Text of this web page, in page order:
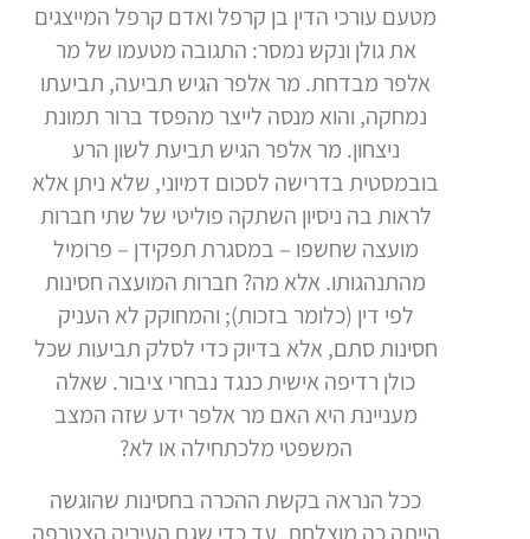
מטעם עורכי הדין בן קרפל ואדם קרפל המייצגים
את גולן ונקש נמסר: התגובה מטעמו של מר
אלפר מבדחת. מר אלפר הגיש תביעה, תביעתו
נמחקה, והוא מנסה לייצר מהפסד ברור תמונת
ניצחון. מר אלפר הגיש תביעת לשון הרע
בובמסטית בדרישה לסכום דמיוני, שלא ניתן אלא
לראות בה ניסיון השתקה פוליטי של שתי חברות
מועצה שחשפו – במסגרת תפקידן – פרומיל
מהתנהגותו. אלא מה? חברות המועצה חסינות
לפי דין (כלומר בזכות); והמחוקק לא העניק
חסינות סתם, אלא בדיוק כדי לסלק תביעות שכל
כולן רדיפה אישית כנגד נבחרי ציבור. שאלה
מעניינת היא האם מר אלפר ידע שזה המצב
המשפטי מלכתחילה או לא?
ככל הנראה בקשת ההכרה בחסינות שהוגשה